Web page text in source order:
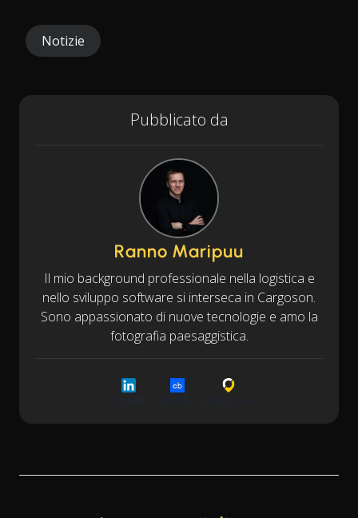
Notizie
Pubblicato da
Ranno Maripuu
Il mio background professionale nella logistica e
nello sviluppo software si interseca in Cargoson.
Sono appassionato di nuove tecnologie e amo la
fotografia paesaggistica.